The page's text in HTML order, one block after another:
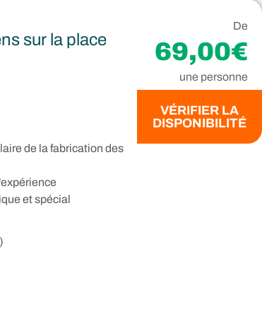
sur la place
de la fabrication des
et spécial
De
69,00€
une personne
VÉRIFIER LA
DISPONIBILITÉ